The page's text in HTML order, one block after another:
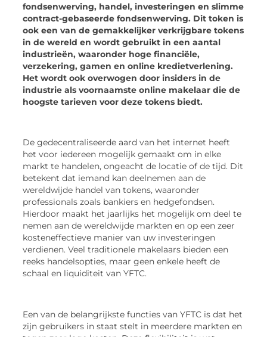
fondsenwerving, handel, investeringen en slimme
contract-gebaseerde fondsenwerving. Dit token is
ook een van de gemakkelijker verkrijgbare tokens
in de wereld en wordt gebruikt in een aantal
industrieën, waaronder hoge financiële,
verzekering, gamen en online kredietverlening.
Het wordt ook overwogen door insiders in de
industrie als voornaamste online makelaar die de
hoogste tarieven voor deze tokens biedt.
De gedecentraliseerde aard van het internet heeft
het voor iedereen mogelijk gemaakt om in elke
markt te handelen, ongeacht de locatie of de tijd. Dit
betekent dat iemand kan deelnemen aan de
wereldwijde handel van tokens, waaronder
professionals zoals bankiers en hedgefondsen.
Hierdoor maakt het jaarlijks het mogelijk om deel te
nemen aan de wereldwijde markten en op een zeer
kosteneffectieve manier van uw investeringen
verdienen. Veel traditionele makelaars bieden een
reeks handelsopties, maar geen enkele heeft de
schaal en liquiditeit van YFTC.
Een van de belangrijkste functies van YFTC is dat het
zijn gebruikers in staat stelt in meerdere markten en